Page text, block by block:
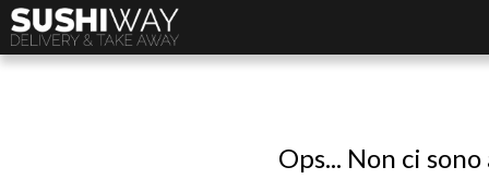
Ops... Non ci